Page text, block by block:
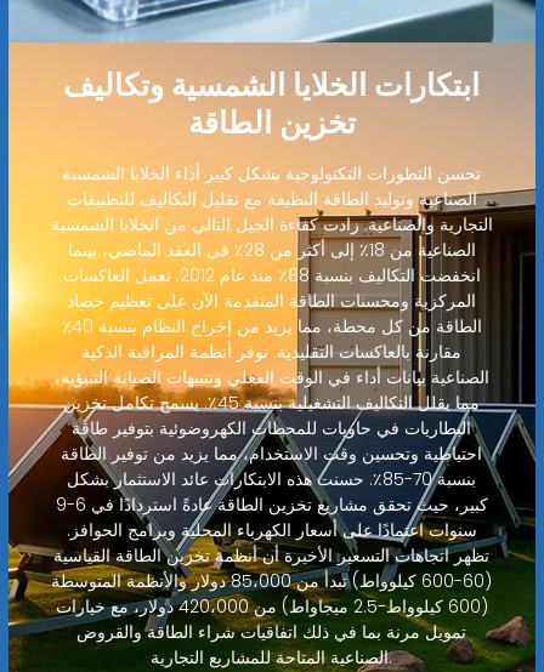
ابتكارات الخلايا الشمسية وتكاليف
تخزين الطاقة
تحسن التطورات التكنولوجية بشكل كبير أداء الخلايا الشمسية
الصناعية وتوليد الطاقة النظيفة مع تقليل التكاليف للتطبيقات
التجارية والصناعية. زادت كفاءة الجيل التالي من الخلايا الشمسية
الصناعية من 18٪ إلى أكثر من 28٪ في العقد الماضي، بينما
انخفضت التكاليف بنسبة 88٪ منذ عام 2012. تعمل العاكسات
المركزية ومحسنات الطاقة المتقدمة الآن على تعظيم حصاد
الطاقة من كل محطة، مما يزيد من إخراج النظام بنسبة 40٪
مقارنة بالعاكسات التقليدية. توفر أنظمة المراقبة الذكية
الصناعية بيانات أداء في الوقت الفعلي وتنبيهات الصيانة التنبؤية،
مما يقلل التكاليف التشغيلية بنسبة 45٪. يسمح تكامل تخزين
البطاريات في حاويات للمحطات الكهروضوئية بتوفير طاقة
احتياطية وتحسين وقت الاستخدام، مما يزيد من توفير الطاقة
بنسبة 70-85٪. حسنت هذه الابتكارات عائد الاستثمار بشكل
كبير، حيث تحقق مشاريع تخزين الطاقة عادةً استردادًا في 6-9
سنوات اعتمادًا على أسعار الكهرباء المحلية وبرامج الحوافز.
تظهر اتجاهات التسعير الأخيرة أن أنظمة تخزين الطاقة القياسية
(60-600 كيلوواط) تبدأ من 85،000 دولار والأنظمة المتوسطة
(600 كيلوواط-2.5 ميجاواط) من 420،000 دولار، مع خيارات
تمويل مرنة بما في ذلك اتفاقيات شراء الطاقة والقروض
الصناعية المتاحة للمشاريع التجارية.